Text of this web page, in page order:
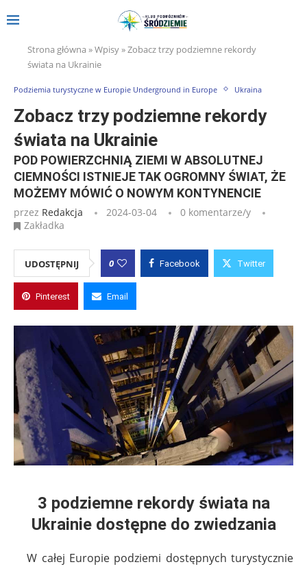
Strona główna »Wpisy»Zobacz trzy podziemne rekordy
świata na Ukrainie
Podziemia turystyczne w Europie Underground in Europe Ukraina
Zobacz trzy podziemne rekordy
świata na Ukrainie
POD POWIERZCHNIĄ ZIEMI W ABSOLUTNEJ
CIEMNOŚCI ISTNIEJE TAK OGROMNY ŚWIAT, ŻE
MOŻEMY MÓWIĆ O NOWYM KONTYNENCIE
przez Redakcja 2024-03-04
0 komentarze/y
Zakładka
UDOSTĘPNIJ 0 Facebook Twitter
Pinterest Email
3 podziemne rekordy świata na
Ukrainie dostępne do zwiedzania
W całej Europie podziemi dostępnych turystycznie